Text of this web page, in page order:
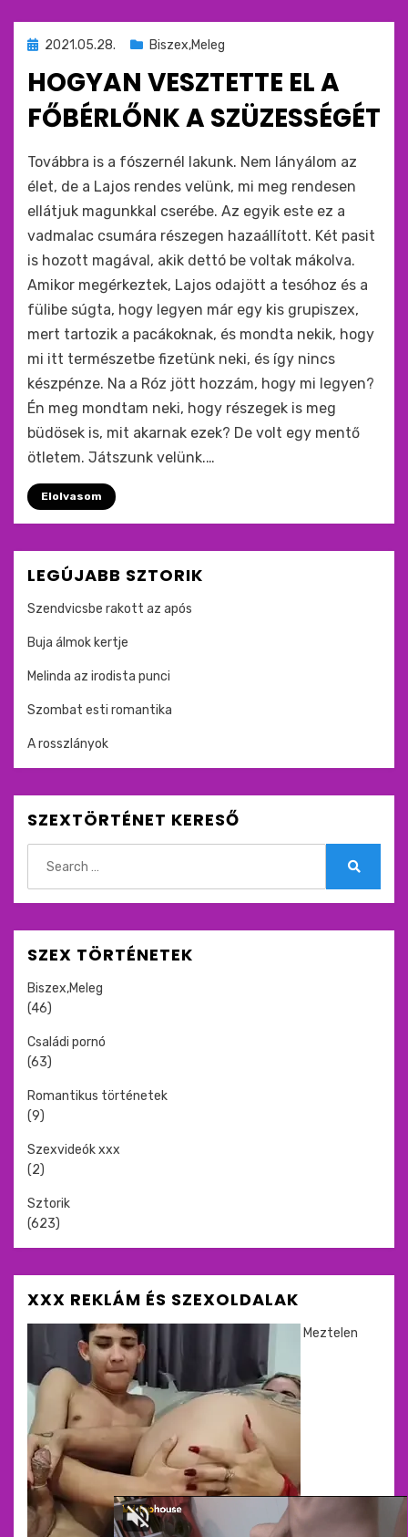
Beküldve
2021.05.28. Biszex,Meleg
HOGYAN VESZTETTE EL A
FŐBÉRLŐNK A SZÜZESSÉGÉT
by monkey
Továbbra is a fószernél lakunk. Nem lányálom az
élet, de a Lajos rendes velünk, mi meg rendesen
ellátjuk magunkkal cserébe. Az egyik este ez a
vadmalac csumára részegen hazaállított. Két pasit
is hozott magával, akik dettó be voltak mákolva.
Amikor megérkeztek, Lajos odajött a tesóhoz és a
fülibe súgta, hogy legyen már egy kis grupiszex,
mert tartozik a pacákoknak, és mondta nekik, hogy
mi itt természetbe fizetünk neki, és így nincs
készpénze. Na a Róz jött hozzám, hogy mi legyen?
Én meg mondtam neki, hogy részegek is meg
büdösek is, mit akarnak ezek? De volt egy mentő
ötletem. Játszunk velünk.…
Elolvasom
LEGÚJABB SZTORIK
Szendvicsbe rakott az após
Buja álmok kertje
Melinda az irodista punci
Szombat esti romantika
A rosszlányok
SZEXTÖRTÉNET KERESŐ
for:
SZEX TÖRTÉNETEK
Biszex,Meleg
(46)
Családi pornó
(63)
Romantikus történetek
(9)
Szexvideók xxx
(2)
Sztorik
(623)
XXX REKLÁM ÉS SZEXOLDALAK
Meztelen